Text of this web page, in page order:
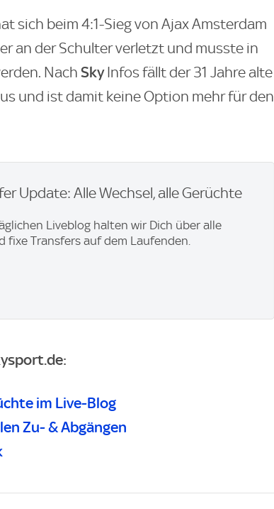
sich beim 4:1-Sieg von Ajax Amsterdam
an der Schulter verletzt und musste in
Nach SkyInfos fällt der 31 Jahre alte
und ist damit keine Option mehr für den
Update: Alle Wechsel, alle Gerüchte
Liveblog halten wir Dich über alle
fixe Transfers auf dem Laufenden.
im Live-Blog
Zu- & Abgängen